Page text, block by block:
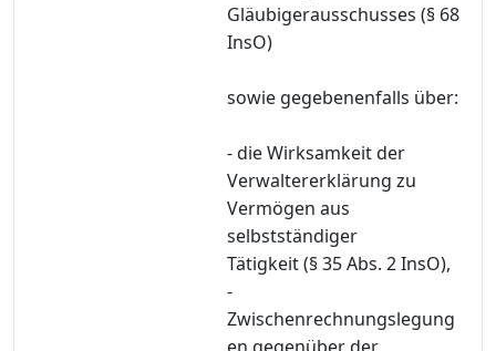
Gläubigerausschusses (§ 68
InsO)
sowie gegebenenfalls über:
- die Wirksamkeit der
Verwaltererklärung zu
Vermögen aus
selbstständiger
Tätigkeit (§ 35 Abs. 2 InsO),
-
Zwischenrechnungslegung
en gegenüber der